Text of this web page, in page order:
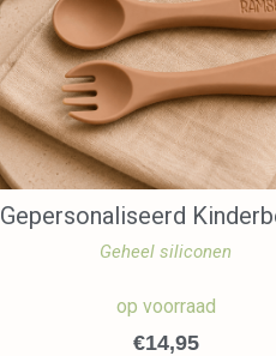
Gepersonaliseerd
Geheel siliconen
op voorraad
€14,95